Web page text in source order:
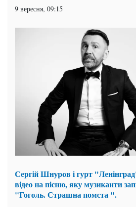
9 вересня, 09:15
Сергій Шнуров і гурт
відео на пісню, яку музиканти
"Гоголь. Страшна помста ".